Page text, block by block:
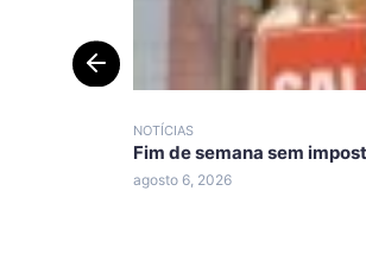
NOTÍCIAS
Fim de semana sem
agosto 6, 2026